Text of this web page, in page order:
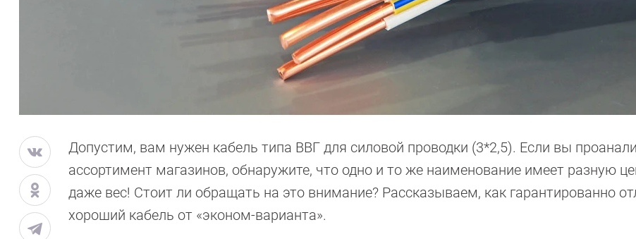
Допустим, вам нужен кабель типа ВВГ для силовой проводки (3*2,5). Если вы
ассортимент магазинов, обнаружите, что одно и то же наименование имеет разную
даже вес! Стоит ли обращать на это внимание? Рассказываем, как гарантированно
хороший кабель от «эконом-варианта».